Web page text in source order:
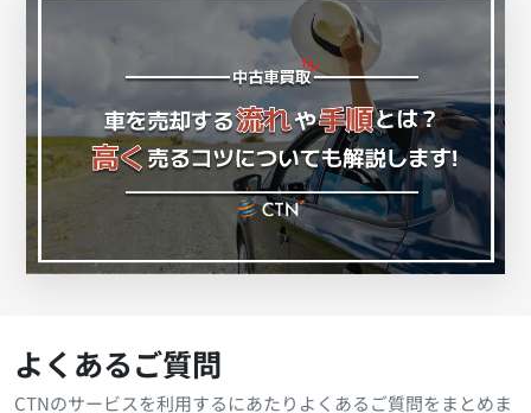
よくあるご質問
CTNのサービスを利用するにあたりよくあるご質問をまとめま